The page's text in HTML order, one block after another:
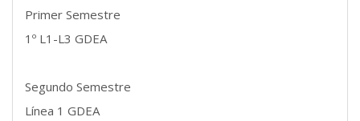
Primer Semestre
1º L1-L3 GDEA
Segundo Semestre
Línea 1 GDEA